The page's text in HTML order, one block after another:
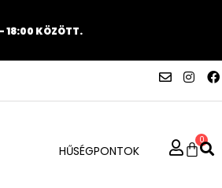
18:00 KÖZÖTT.
HŰSÉGPONTOK
0